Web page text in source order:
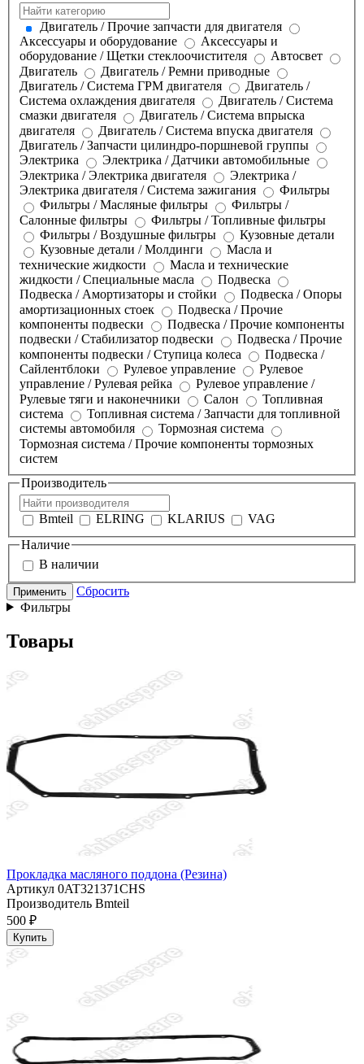
Двигатель / Прочие запчасти для двигателя
Аксессуары и оборудование
Аксессуары и
оборудование / Щетки стеклоочистителя
Автосвет
Двигатель
Двигатель / Ремни приводные
Двигатель / Система ГРМ двигателя
Двигатель /
Система охлаждения двигателя
Двигатель / Система
смазки двигателя
Двигатель / Система впрыска
двигателя
Двигатель / Система впуска двигателя
Двигатель / Запчасти цилиндро-поршневой группы
Электрика
Электрика / Датчики автомобильные
Электрика / Электрика двигателя
Электрика /
Электрика двигателя / Система зажигания
Фильтры
Фильтры / Масляные фильтры
Фильтры /
Салонные фильтры
Фильтры / Топливные фильтры
Фильтры / Воздушные фильтры
Кузовные детали
Кузовные детали / Молдинги
Масла и
технические жидкости
Масла и технические
жидкости / Специальные масла
Подвеска
Подвеска / Амортизаторы и стойки
Подвеска / Опоры
амортизационных стоек
Подвеска / Прочие
компоненты подвески
Подвеска / Прочие компоненты
подвески / Стабилизатор подвески
Подвеска / Прочие
компоненты подвески / Ступица колеса
Подвеска /
Сайлентблоки
Рулевое управление
Рулевое
управление / Рулевая рейка
Рулевое управление /
Рулевые тяги и наконечники
Салон
Топливная
система
Топливная система / Запчасти для топливной
системы автомобиля
Тормозная система
Тормозная система / Прочие компоненты тормозных
систем
Производитель
Bmteil ELRING KLARIUS
VAG
Наличие
В наличии
Применить
Сбросить
Фильтры
Товары
Прокладка масляного поддона (Резина)
Артикул 0AT321371CHS
Производитель Bmteil
500 ₽
Купить